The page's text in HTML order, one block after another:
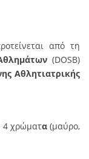
από τη
(DOSB)
Αθλητιατρικής
4 χρώματα(μαύρο,